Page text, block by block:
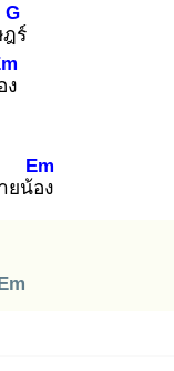
ฎร์
G
ง
ยน้อง
Em